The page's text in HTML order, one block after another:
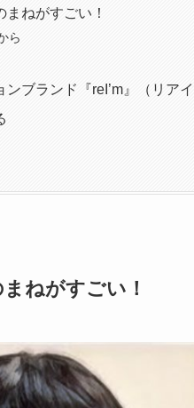
ねがすごい！
ら
ブランド『reI’m』（リア
ねがすごい！